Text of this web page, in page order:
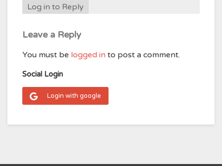
Log in to Reply
Leave a Reply
You must be logged in to post a comment.
Social Login
Login with google